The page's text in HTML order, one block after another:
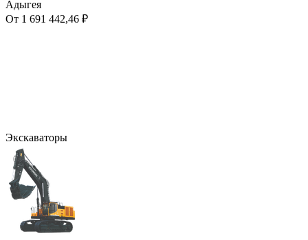
Адыгея
От 1 691 442,46 ₽
Экскаваторы